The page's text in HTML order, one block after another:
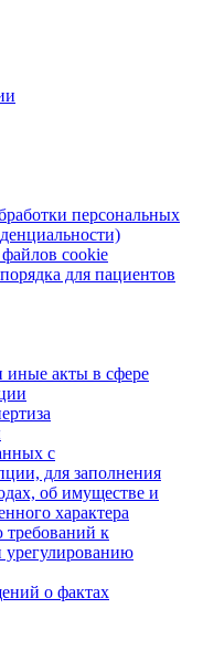
персональных
cookie
для пациентов
акты в сфере
с
для заполнения
об имуществе и
характера
к
о фактах